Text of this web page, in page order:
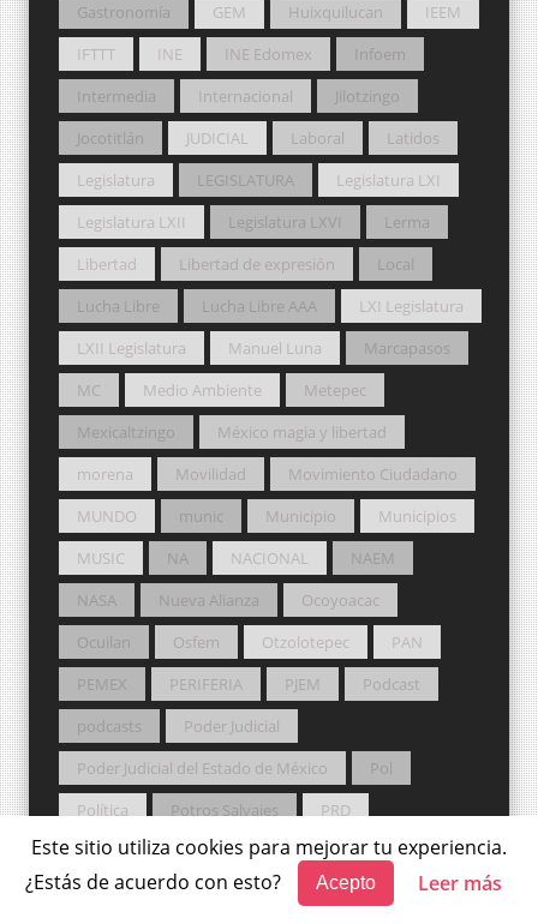
Este sitio utiliza cookies para mejorar tu experiencia.
¿Estás de acuerdo con esto?
Acepto Leer más
Gastronomía
GEM Huixquilucan
IEEM
IFTTT
INE INE Edomex
Infoem
Intermedia
Internacional
Jilotzingo
Jocotitlán
JUDICIAL Laboral
Latidos
Legislatura
LEGISLATURA
Legislatura LXI
Legislatura LXII
Legislatura LXVI
Lerma
Libertad
Libertad de expresión
Local
Lucha Libre
Lucha Libre AAA
LXI Legislatura
LXII Legislatura
Manuel Luna
Marcapasos
MC
Medio Ambiente
Metepec
Mexicaltzingo
México magia y libertad
morena
Movilidad
Movimiento Ciudadano
MUNDO
munic Municipio
Municipios
MUSIC
NA NACIONAL
NAEM
NASA
Nueva Alianza
Ocoyoacac
Ocuilan
Osfem Otzolotepec
PAN
PEMEX
PERIFERIA PJEM
Podcast
podcasts
Poder Judicial
Poder Judicial del Estado de México
Pol
Política
Potros Salvajes
PRD
Premio Nobel
PRI
Probosque
Procuraduría Agraria
PT Pueblos Originarios